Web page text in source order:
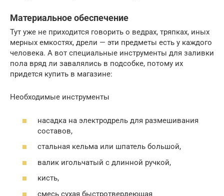
Материальное обеспечение
Тут уже не приходится говорить о ведрах, тряпках, иных
мерных емкостях, дрели — эти предметы есть у каждого
человека. А вот специальные инструменты для заливки
пола вряд ли завалялись в подсобке, потому их
придется купить в магазине:
Необходимые инструменты
насадка на электродрель для размешивания
составов,
стальная кельма или шпатель большой,
валик игольчатый с длинной ручкой,
кисть,
смесь сухая быстротвердеющая